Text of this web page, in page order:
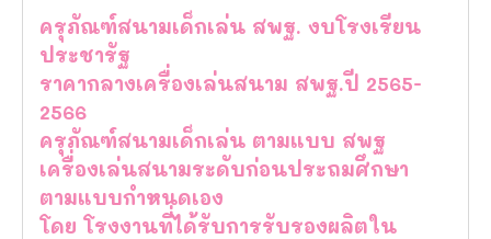
ครุภัณฑ์สนามเด็กเล่น สพฐ. งบโรงเรียน
ประชารัฐ
ราคากลางเครื่องเล่นสนาม สพฐ.ปี 2565-
2566
ครุภัณฑ์สนามเด็กเล่น ตามแบบ สพฐ
เครื่องเล่นสนามระดับก่อนประถมศึกษา
ตามแบบกำหนดเอง
โดย โรงงานที่ได้รับการรับรองผลิตใน